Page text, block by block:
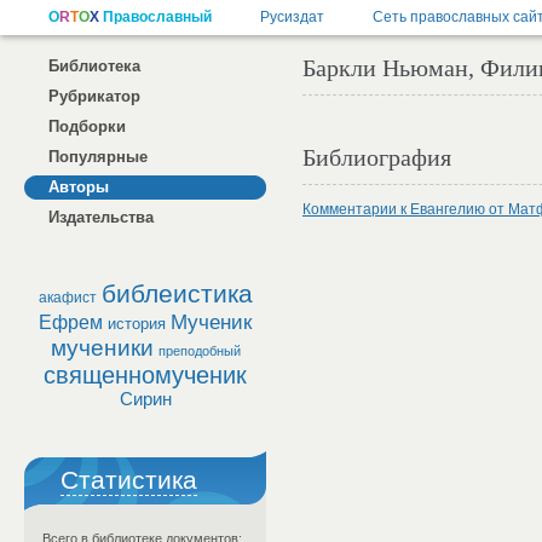
Библиотека
Рубрикатор
Подборки
Популярные
Авторы
Издательства
акафист библеистика
Ефрем история Мученик
мученики преподобный
священномученик
Сирин
Статистика
Всего в библиотеке документов:
Баркли Ньюман,
Библиография
Комментарии к Евангелию от